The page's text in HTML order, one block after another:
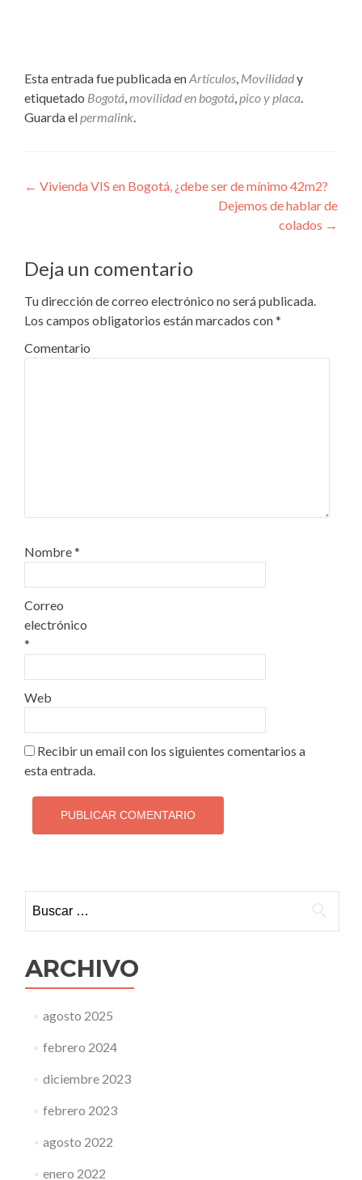
Esta entrada fue publicada enArtículos, Movilidady
etiquetado Bogotá,movilidad en bogotá,pico y placa.
Guarda elpermalink.
Navegación
← Vivienda VIS en Bogotá, ¿debe ser de mínimo 42m2?
Dejemos de hablar de
colados →
Deja un comentario
Tu dirección de correo electrónico no será publicada.
Los campos obligatorios están marcados con*
Comentario
Nombre*
Correo
electrónico
*
Web
Recibir un email con los siguientes comentarios a
esta entrada.
ARCHIVO
agosto 2025
febrero 2024
diciembre 2023
febrero 2023
agosto 2022
enero 2022